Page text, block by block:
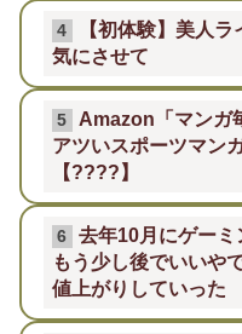
4
【初体験】美人
気にさせて
5
Amazon「マンガ
アツいスポーツマン
【????】
6
去年10月にゲー
もう少し後でいいや
値上がりしていった